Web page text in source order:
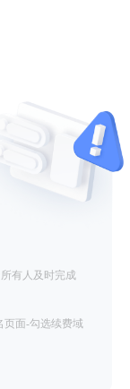
有人及时完成
页面-勾选续费域